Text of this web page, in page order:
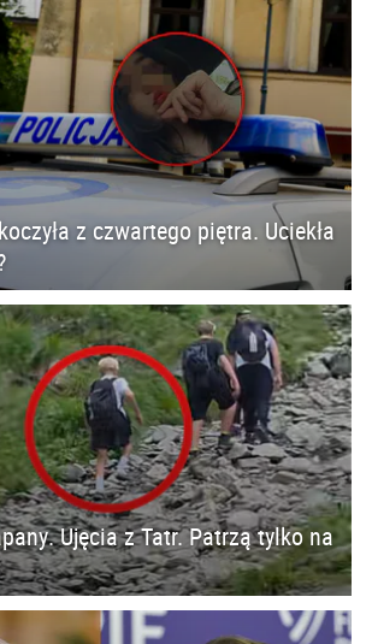
z czwartego piętra. Uciekła
Ujęcia z Tatr. Patrzą tylko na